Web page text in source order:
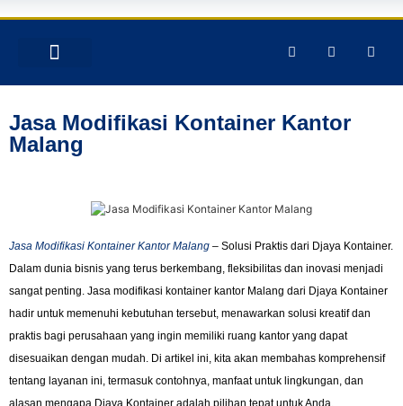
Jasa Modifikasi Kontainer Kantor
Malang
Jasa Modifikasi Kontainer Kantor Malang – Solusi Praktis dari Djaya Kontainer.
Dalam dunia bisnis yang terus berkembang, fleksibilitas dan inovasi menjadi
sangat penting. Jasa modifikasi kontainer kantor Malang dari Djaya Kontainer
hadir untuk memenuhi kebutuhan tersebut, menawarkan solusi kreatif dan
praktis bagi perusahaan yang ingin memiliki ruang kantor yang dapat
disesuaikan dengan mudah. Di artikel ini, kita akan membahas komprehensif
tentang layanan ini, termasuk contohnya, manfaat untuk lingkungan, dan
alasan mengapa Djaya Kontainer adalah pilihan tepat untuk Anda.